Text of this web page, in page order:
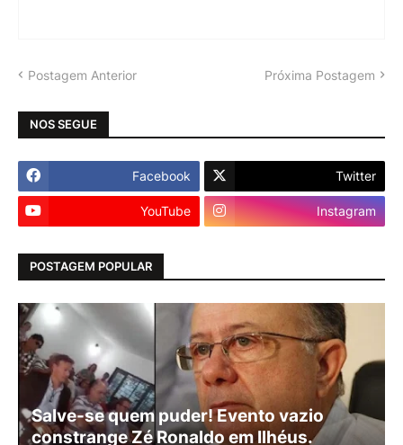
Postagem Anterior Próxima Postagem
NOS SEGUE
Facebook Twitter
YouTube Instagram
POSTAGEM POPULAR
Salve-se quem puder! Evento vazio
constrange Zé Ronaldo em Ilhéus.